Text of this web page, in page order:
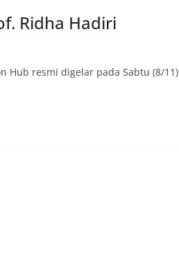
Ridha Hadiri
Hub resmi digelar pada Sabtu (8/11)